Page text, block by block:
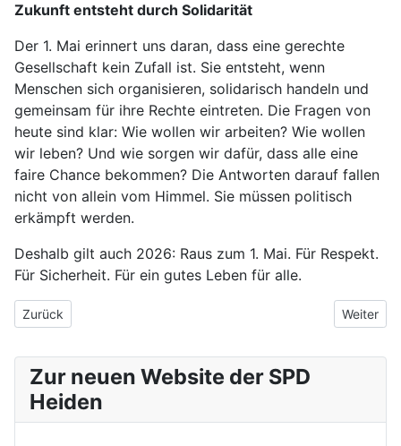
Zukunft entsteht durch Solidarität
Der 1. Mai erinnert uns daran, dass eine gerechte
Gesellschaft kein Zufall ist. Sie entsteht, wenn
Menschen sich organisieren, solidarisch handeln und
gemeinsam für ihre Rechte eintreten. Die Fragen von
heute sind klar: Wie wollen wir arbeiten? Wie wollen
wir leben? Und wie sorgen wir dafür, dass alle eine
faire Chance bekommen? Die Antworten darauf fallen
nicht von allein vom Himmel. Sie müssen politisch
erkämpft werden.
Deshalb gilt auch 2026: Raus zum 1. Mai. Für Respekt.
Für Sicherheit. Für ein gutes Leben für alle.
Vorheriger Beitrag: Bau-Turbo statt Bau-Trouble
Zurück Nächster
Weiter
Zur neuen Website der SPD
Heiden